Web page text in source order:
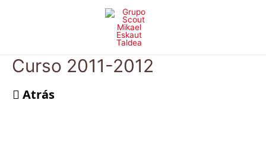
Curso 2011-2012
Atrás